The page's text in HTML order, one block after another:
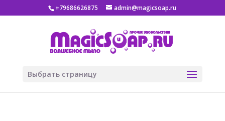
+79686626875 admin@magicsoap.ru
Выбрать страницу